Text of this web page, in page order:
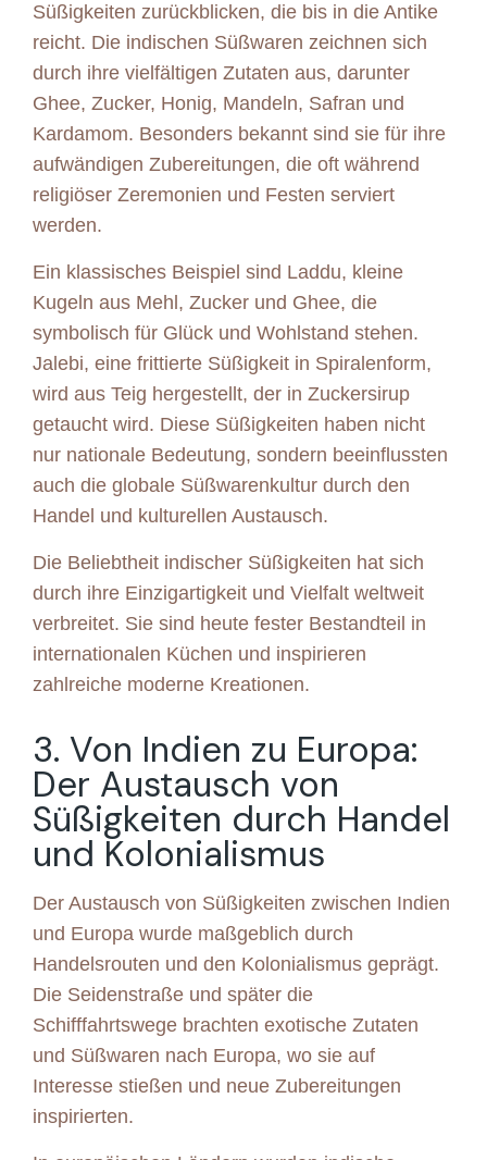
Süßigkeiten zurückblicken, die bis in die Antike
reicht. Die indischen Süßwaren zeichnen sich
durch ihre vielfältigen Zutaten aus, darunter
Ghee, Zucker, Honig, Mandeln, Safran und
Kardamom. Besonders bekannt sind sie für ihre
aufwändigen Zubereitungen, die oft während
religiöser Zeremonien und Festen serviert
werden.
Ein klassisches Beispiel sind Laddu, kleine
Kugeln aus Mehl, Zucker und Ghee, die
symbolisch für Glück und Wohlstand stehen.
Jalebi, eine frittierte Süßigkeit in Spiralenform,
wird aus Teig hergestellt, der in Zuckersirup
getaucht wird. Diese Süßigkeiten haben nicht
nur nationale Bedeutung, sondern beeinflussten
auch die globale Süßwarenkultur durch den
Handel und kulturellen Austausch.
Die Beliebtheit indischer Süßigkeiten hat sich
durch ihre Einzigartigkeit und Vielfalt weltweit
verbreitet. Sie sind heute fester Bestandteil in
internationalen Küchen und inspirieren
zahlreiche moderne Kreationen.
3. Von Indien zu Europa:
Der Austausch von
Süßigkeiten durch Handel
und Kolonialismus
Der Austausch von Süßigkeiten zwischen Indien
und Europa wurde maßgeblich durch
Handelsrouten und den Kolonialismus geprägt.
Die Seidenstraße und später die
Schifffahrtswege brachten exotische Zutaten
und Süßwaren nach Europa, wo sie auf
Interesse stießen und neue Zubereitungen
inspirierten.